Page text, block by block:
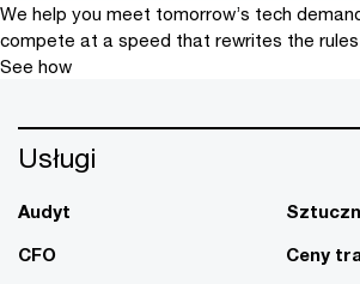
We help you meet tomorrow’s tech
compete at a speed that rewrites the rules
See how
Usługi
Audyt
CFO
Ceny